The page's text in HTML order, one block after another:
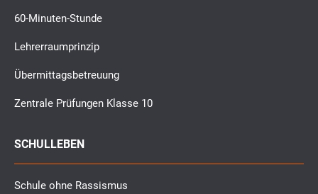
60-Minuten-Stunde
Lehrerraumprinzip
Übermittagsbetreuung
Zentrale Prüfungen Klasse 10
SCHULLEBEN
Schule ohne Rassismus